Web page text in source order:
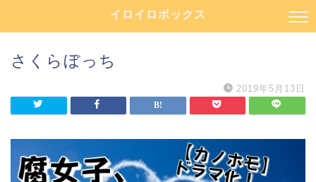
イロイロボックス
さくらぼっち
2019年5月13日